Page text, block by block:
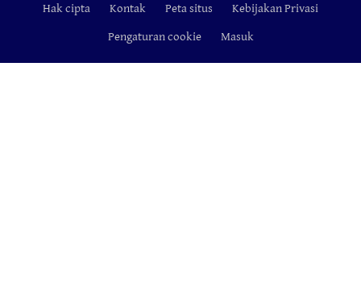
Footer
Hak cipta Kontak Peta situs Kebijakan Privasi
Pengaturan cookie Masuk